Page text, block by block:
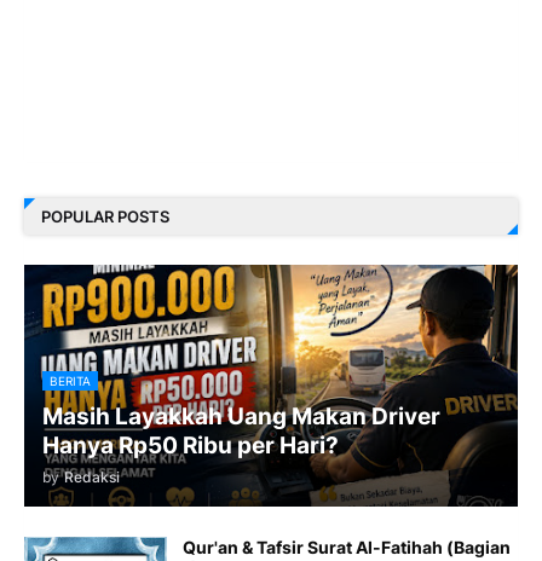
POPULAR POSTS
BERITA
Masih Layakkah Uang Makan Driver
Hanya Rp50 Ribu per Hari?
by Redaksi
Qur'an & Tafsir Surat Al-Fatihah (Bagian